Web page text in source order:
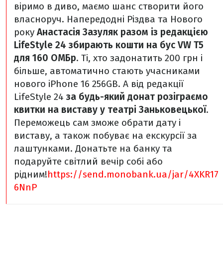
віримо в диво, маємо шанс створити його
власноруч. Напередодні Різдва та Нового
року Анастасія Зазуляк разом із редакцією
LifeStyle 24 збирають кошти на бус VW T5
для 160 ОМБр. Ті, хто задонатить 200 грн і
більше, автоматично стають учасниками
нового iPhone 16 256GB. А від редакції
LifeStyle 24за будь-який донат розіграємо
квитки на виставу у театрі Заньковецької.
Переможець сам зможе обрати дату і
виставу, а також побуває на екскурсії за
лаштунками. Донатьте на банку та
подаруйте світлий вечір собі або
рідним!https://send.monobank.ua/jar/4XKR17
6NnP